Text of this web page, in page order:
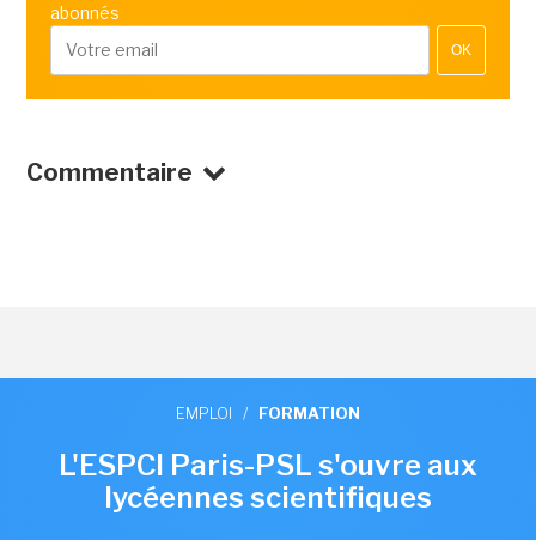
abonnés
OK
Commentaire
EMPLOI / FORMATION
L'ESPCI Paris-PSL s'ouvre aux
lycéennes scientifiques